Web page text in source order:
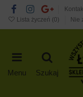
Lista życzeń (0) Nie
Menu Szukaj